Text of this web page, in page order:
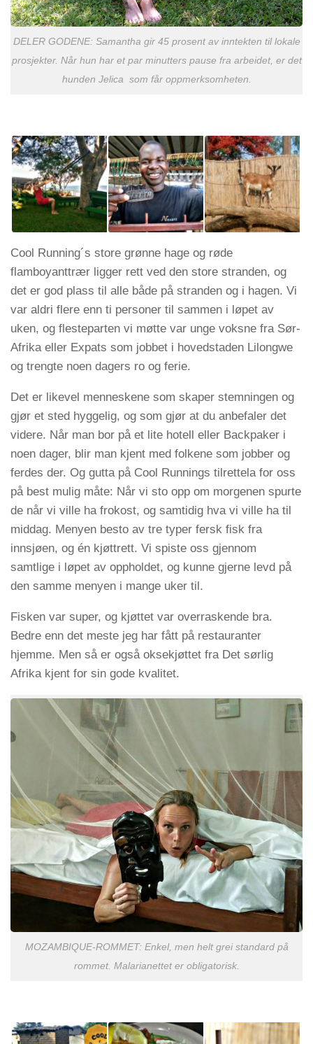
DELER GODENE: Samantha gir 45 prosent av inntekten til lokale
prosjekter. Når hun har et par minutters pause fra arbeidet, er det
hunden Jelica som får oppmerksomheten.
Cool Running´s store grønne hage og røde
flamboyanttrær ligger rett ved den store stranden, og
det er god plass til alle både på stranden og i hagen. Vi
var aldri flere enn ti personer til sammen i løpet av
uken, og flesteparten vi møtte var unge voksne fra Sør-
Afrika eller Expats som jobbet i hovedstaden Lilongwe
og trengte noen dagers ro og ferie.
Det er likevel menneskene som skaper stemningen og
gjør et sted hyggelig, og som gjør at du anbefaler det
videre. Når man bor på et lite hotell eller Backpaker i
noen dager, blir man kjent med folkene som jobber og
ferdes der. Og gutta på Cool Runnings tilrettela for oss
på best mulig måte: Når vi sto opp om morgenen spurte
de når vi ville ha frokost, og samtidig hva vi ville ha til
middag. Menyen besto av tre typer fersk fisk fra
innsjøen, og én kjøttrett. Vi spiste oss gjennom
samtlige i løpet av oppholdet, og kunne gjerne levd på
den samme menyen i mange uker til.
Fisken var super, og kjøttet var overraskende bra.
Bedre enn det meste jeg har fått på restauranter
hjemme. Men så er også oksekjøttet fra Det sørlig
Afrika kjent for sin gode kvalitet.
MOZAMBIQUE-ROMMET: Enkel, men helt grei standard på
rommet. Malarianettet er obligatorisk.